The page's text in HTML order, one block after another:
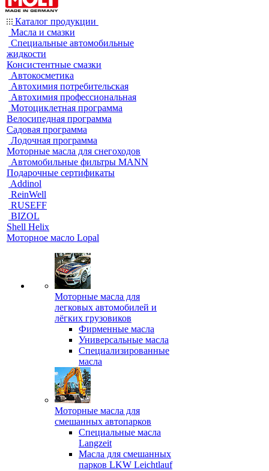
Каталог продукции
Масла и смазки
Специальные автомобильные
жидкости
Консистентные смазки
Автокосметика
Автохимия потребительская
Автохимия профессиональная
Мотоциклетная программа
Велосипедная программа
Садовая программа
Лодочная программа
Моторные масла для снегоходов
Автомобильные фильтры MANN
Подарочные сертификаты
Addinol
ReinWell
RUSEFF
BIZOL
Shell Helix
Моторное масло Lopal
Моторные масла для
легковых автомобилей и
лёгких грузовиков
Фирменные масла
Универсальные масла
Специализированные
масла
Моторные масла для
смешанных автопарков
Специальные масла
Langzeit
Масла для смешанных
парков LKW Leichtlauf